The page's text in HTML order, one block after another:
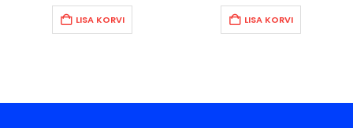
LISA KORVI LISA KORVI